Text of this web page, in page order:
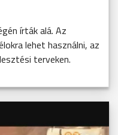
írták alá. Az
lehet használni, az
terveken.